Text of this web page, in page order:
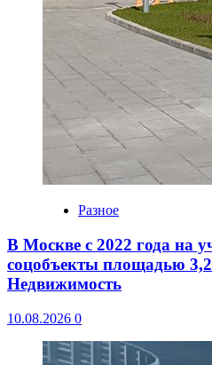
Разное
В Москве с 2022 года на
соцобъекты площадью
Недвижимость
10.08.2026 0